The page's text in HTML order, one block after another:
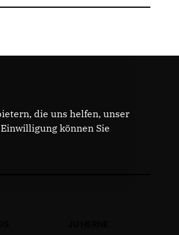
die uns helfen, unser
können Sie